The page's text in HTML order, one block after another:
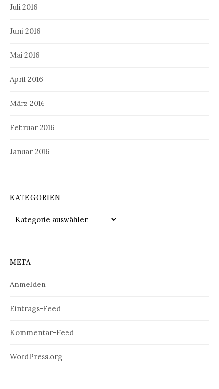
Juli 2016
Juni 2016
Mai 2016
April 2016
März 2016
Februar 2016
Januar 2016
KATEGORIEN
Kategorien
META
Anmelden
Eintrags-Feed
Kommentar-Feed
WordPress.org